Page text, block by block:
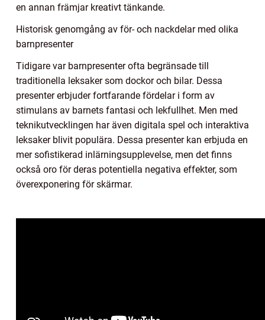
en annan främjar kreativt tänkande.
Historisk genomgång av för- och nackdelar med olika
barnpresenter
Tidigare var barnpresenter ofta begränsade till
traditionella leksaker som dockor och bilar. Dessa
presenter erbjuder fortfarande fördelar i form av
stimulans av barnets fantasi och lekfullhet. Men med
teknikutvecklingen har även digitala spel och interaktiva
leksaker blivit populära. Dessa presenter kan erbjuda en
mer sofistikerad inlärningsupplevelse, men det finns
också oro för deras potentiella negativa effekter, som
överexponering för skärmar.